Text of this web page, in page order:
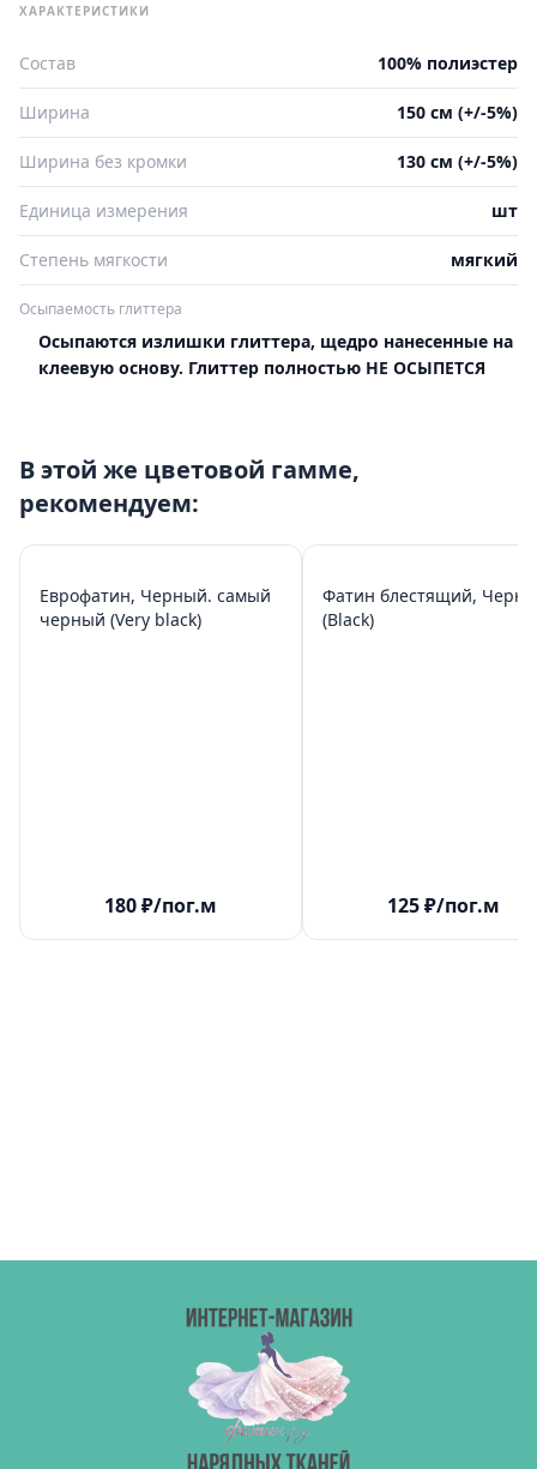
ХАРАКТЕРИСТИКИ
Состав 100% полиэстер
Ширина 150 см (+/-5%)
Ширина без кромки 130 см (+/-5%)
Единица измерения шт
Степень мягкости мягкий
Осыпаемость глиттера
Осыпаются излишки глиттера, щедро нанесенные на
клеевую основу. Глиттер полностью НЕ ОСЫПЕТСЯ
В этой же цветовой гамме,
рекомендуем:
Еврофатин, Черный. самый
черный (Very black)
180₽/пог.м
Фатин блестящий,
(Black)
125₽/пог.м